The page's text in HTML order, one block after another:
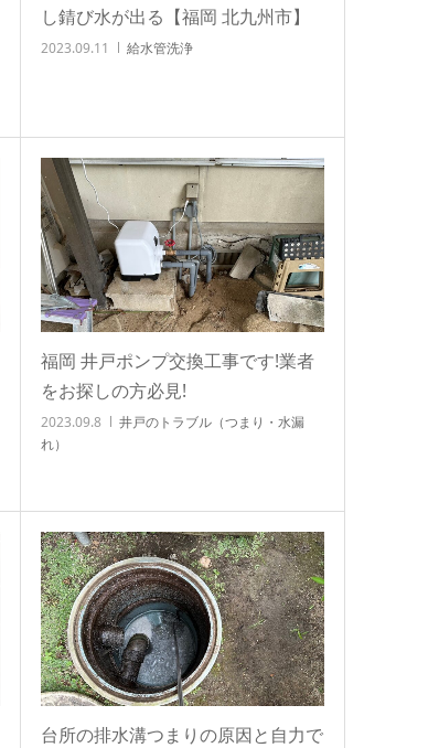
し錆び水が出る【福岡 北九州市】
2023.09.11 給水管洗浄
福岡 井戸ポンプ交換工事です!業者
をお探しの方必見!
2023.09.8
井戸のトラブル（つまり・水漏
れ）
台所の排水溝つまりの原因と自力で